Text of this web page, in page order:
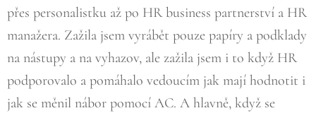
přes personalistku až po HR business partnerství a HR
manažera. Zažila jsem vyrábět pouze papíry a podklady
na nástupy a na vyhazov, ale zažila jsem i to když HR
podporovalo a pomáhalo vedoucím jak mají hodnotit i
jak se měnil nábor pomocí AC. A hlavně, když se